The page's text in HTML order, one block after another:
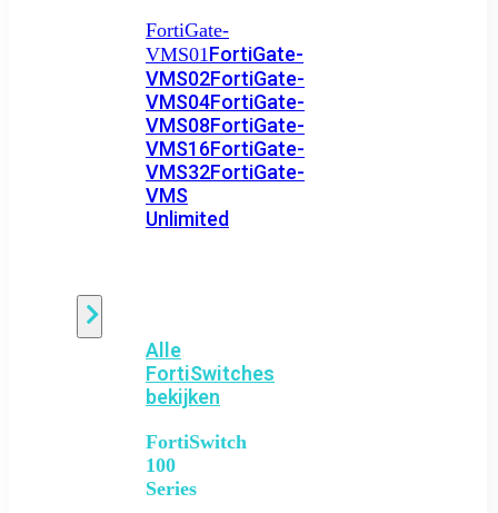
FortiGate-
VMS01FortiGate-
VMS02FortiGate-
VMS04FortiGate-
VMS08FortiGate-
VMS16FortiGate-
VMS32FortiGate-
VMS
Unlimited
Alle
FortiSwitches
bekijken
FortiSwitch
100
Series